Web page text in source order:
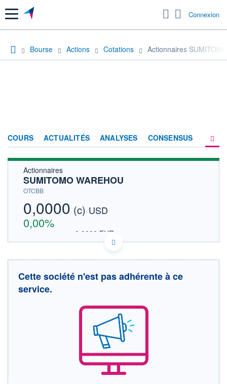
Menu Connexion
Bourse Actions Cotations Actionnaires
COURS ACTUALITÉS ANALYSES CONSENSUS
Actionnaires
SUMITOMO WAREHOU
OTCBB
0,0000 (c) USD
0,00%
0,0000 EUR
DONNÉES TEMPS DIFFÉRÉ
Cotation sur les autres places
0,0000
+ BAS
0,0000
CAPITAL ÉCHANGÉ
0,00%
Cette société n'est pas adhérente à ce
service.